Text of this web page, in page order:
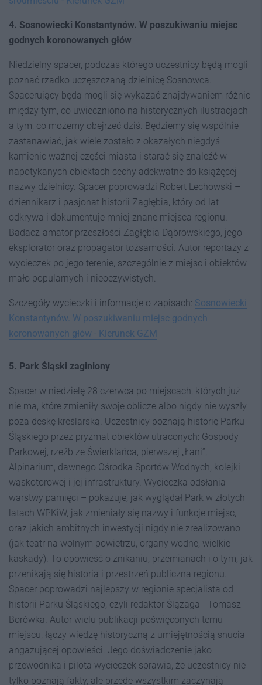
4. Sosnowiecki Konstantynów. W poszukiwaniu miejsc
godnych koronowanych głów
Niedzielny spacer, podczas którego uczestnicy będą mogli
poznać rzadko uczęszczaną dzielnicę Sosnowca.
Spacerujący będą mogli się wykazać znajdywaniem różnic
między tym, co uwieczniono na historycznych ilustracjach
a tym, co możemy obejrzeć dziś. Będziemy się wspólnie
zastanawiać, jak wiele zostało z okazałych niegdyś
kamienic ważnej części miasta i starać się znaleźć w
napotykanych obiektach cechy adekwatne do książęcej
nazwy dzielnicy. Spacer poprowadzi Robert Lechowski –
dziennikarz i pasjonat historii Zagłębia, który od lat
odkrywa i dokumentuje mniej znane miejsca regionu.
Badacz-amator przeszłości Zagłębia Dąbrowskiego, jego
eksplorator oraz propagator tożsamości. Autor reportaży z
wycieczek po jego terenie, szczególnie z miejsc i obiektów
mało popularnych i nieoczywistych.
Szczegóły wycieczki i informacje o zapisach: Sosnowiecki
Konstantynów. W poszukiwaniu miejsc godnych
koronowanych głów - Kierunek GZM
5. Park Śląski zaginiony
Spacer w niedzielę 28 czerwca po miejscach, których już
nie ma, które zmieniły swoje oblicze albo nigdy nie wyszły
poza deskę kreślarską. Uczestnicy poznają historię Parku
Śląskiego przez pryzmat obiektów utraconych: Gospody
Parkowej, rzeźb ze Świerklańca, pierwszej „Łani”,
Alpinarium, dawnego Ośrodka Sportów Wodnych, kolejki
wąskotorowej i jej infrastruktury. Wycieczka odsłania
warstwy pamięci – pokazuje, jak wyglądał Park w złotych
latach WPKiW, jak zmieniały się nazwy i funkcje miejsc,
oraz jakich ambitnych inwestycji nigdy nie zrealizowano
(jak teatr na wolnym powietrzu, organy wodne, wielkie
kaskady). To opowieść o znikaniu, przemianach i o tym, jak
przenikają się historia i przestrzeń publiczna regionu.
Spacer poprowadzi najlepszy w regionie specjalista od
historii Parku Śląskiego, czyli redaktor Ślązaga - Tomasz
Borówka. Autor wielu publikacji poświęconych temu
miejscu, łączy wiedzę historyczną z umiejętnością snucia
angażującej opowieści. Jego doświadczenie jako
przewodnika i pilota wycieczek sprawia, że uczestnicy nie
tylko poznają fakty, ale przede wszystkim zaczynają